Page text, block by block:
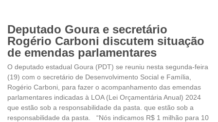
Deputado Goura e secretário
Rogério Carboni discutem situação
de emendas parlamentares
O deputado estadual Goura (PDT) se reuniu nesta segunda-feira
(19) com o secretário de Desenvolvimento Social e Família,
Rogério Carboni, para fazer o acompanhamento das emendas
parlamentares indicadas à LOA (Lei Orçamentária Anual) 2024
que estão sob a responsabilidade da pasta. que estão sob a
responsabilidade da pasta. “Nós indicamos R$ 1 milhão para 10